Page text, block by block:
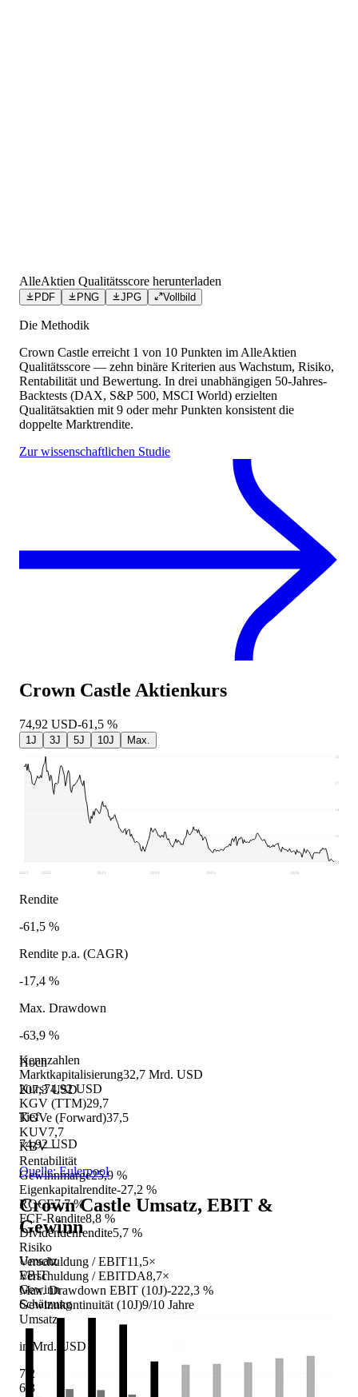
Kennzahlen
Marktkapitalisierung32,7 Mrd. USD
Kurs74,92 USD
KGV (TTM)29,7
KGVe (Forward)37,5
KUV7,7
KBV—
Rentabilität
Gewinnmarge25,9 %
Eigenkapitalrendite-27,2 %
ROCE7,7 %
FCF-Rendite8,8 %
Dividendenrendite5,7 %
Risiko
Verschuldung / EBIT11,5×
Verschuldung / EBITDA8,7×
Max. Drawdown EBIT (10J)-222,3 %
Gewinnkontinuität (10J)9/10 Jahre
Umsatz
in Mrd. USD
7,2
6,3
AlleAktien Qualitätsscore herunterladen
PDF PNG JPG Vollbild
Die Methodik
Crown Castle erreicht 1 von 10 Punkten im AlleAktien
Qualitätsscore — zehn binäre Kriterien aus Wachstum, Risiko,
Rentabilität und Bewertung. In drei unabhängigen 50-Jahres-
Backtests (DAX, S&P 500, MSCI World) erzielten
Qualitätsaktien mit 9 oder mehr Punkten konsistent die
doppelte Marktrendite.
Zur wissenschaftlichen Studie
Crown Castle Aktienkurs
74,92 USD-61,5 %
1J 3J 5J 10J Max.
74,92
108,01
141,11
174,2
207,3
2021 2022 2023 2024 2025 2026
Rendite
-61,5 %
Rendite p.a. (CAGR)
-17,4 %
Max. Drawdown
-63,9 %
Hoch
207,3 USD
Tief
74,92 USD
Quelle: Eulerpool
Crown Castle Umsatz, EBIT &
Gewinn
Umsatz
EBIT
Gewinn
Schätzung